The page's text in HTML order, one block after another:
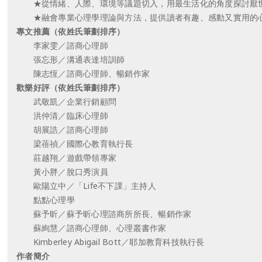
★從情緒、人際、環境等議題切入，用最生活化的角度探討厭
★融會專業心理學理論與方法，提供讀者有趣、感動又實用的
專文推薦（依姓氏筆劃排序）
李家雯／諮商心理師
張忘形／溝通表達培訓師
陳志恆／諮商心理師、暢銷作家
歡樂好評（依姓氏筆劃排序）
武敬凱／企業行銷顧問
洪仲清／臨床心理師
胡展誥／諮商心理師
梁蓓禎／國際心教育執行長
莊越翔／遊戲帶領專家
黃小胖／脫口秀演員
歐陽立中／「Life不下課」主持人
點點心理學
蘇予昕／蘇予昕心理諮商所所長、暢銷作家
蘇絢慧／諮商心理師、心理叢書作家
Kimberley Abigail Bott／耶加教育科技執行長
作者簡介